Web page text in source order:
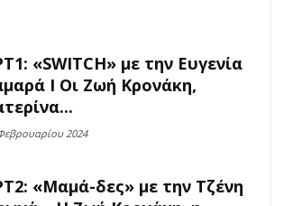
«SWITCH» με την Ευγενία
Ι Οι Ζωή Κρονάκη,
2024
«Μαμά-δες» με την Τζένη